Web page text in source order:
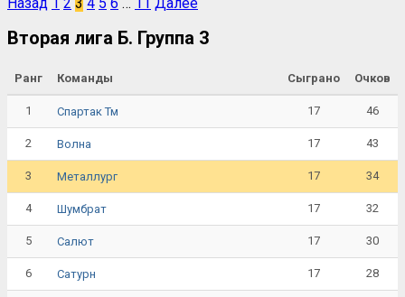
Вторая лига Б. Группа 3
Ранг Команды Сыграно Очков
1 Спартак Тм 17 46
2 Волна 17 43
3 Металлург 17 34
4 Шумбрат 17 32
5 Салют 17 30
6 Сатурн 17 28